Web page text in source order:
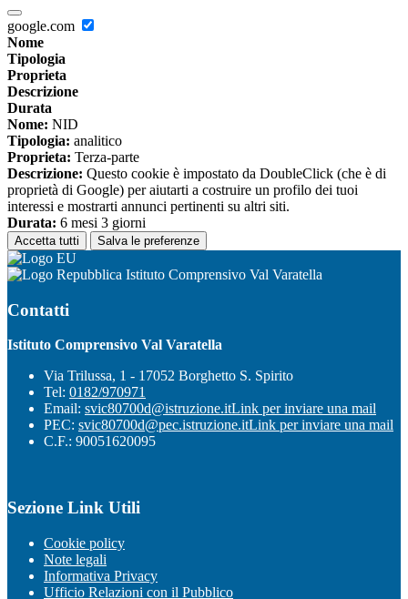
google.com
Nome
Tipologia
Proprieta
Descrizione
Durata
Nome: NID
Tipologia: analitico
Proprieta: Terza-parte
Descrizione: Questo cookie è impostato da DoubleClick (che è di
proprietà di Google) per aiutarti a costruire un profilo dei tuoi
interessi e mostrarti annunci pertinenti su altri siti.
Durata: 6 mesi 3 giorni
Accetta tutti Salva le preferenze
Istituto Comprensivo Val Varatella
Contatti
Istituto Comprensivo Val Varatella
Via Trilussa, 1 - 17052 Borghetto S. Spirito
Tel: 0182/970971
Email: svic80700d@istruzione.itLink per inviare una mail
PEC: svic80700d@pec.istruzione.itLink per inviare una mail
C.F.: 90051620095
Sezione Link Utili
Cookie policy
Note legali
Informativa Privacy
Ufficio Relazioni con il Pubblico